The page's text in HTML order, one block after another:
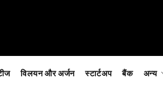
विलयन और अर्जन स्टार्टअप बैंक अन्य